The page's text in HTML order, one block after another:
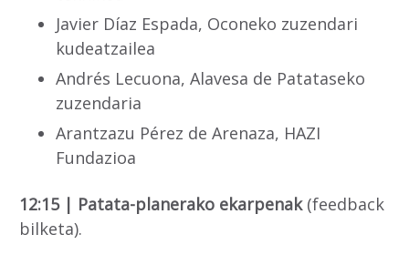
Javier Díaz Espada, Oconeko zuzendari
kudeatzailea
Andrés Lecuona, Alavesa de Patataseko
zuzendaria
Arantzazu Pérez de Arenaza, HAZI
Fundazioa
12:15 | Patata-planerako ekarpenak(feedback
bilketa).